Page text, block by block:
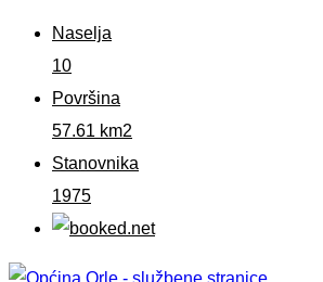
Naselja
10
Površina
57.61 km2
Stanovnika
1975